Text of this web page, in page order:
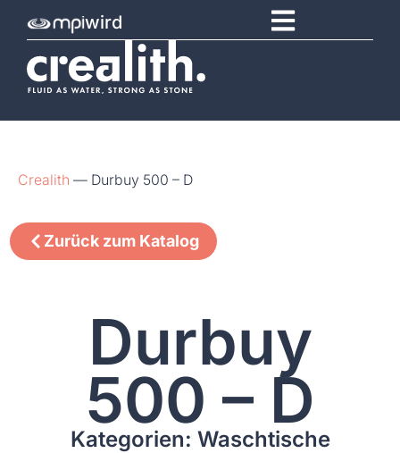
wird
Crealith — Durbuy 500 – D
Zurück zum Katalog
Durbuy
500 – D
Kategorien: Waschtische